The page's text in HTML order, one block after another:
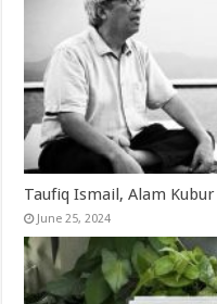
Taufiq Ismail, Alam
June 25, 2024